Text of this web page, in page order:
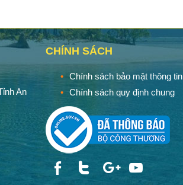
An
CHÍNH SÁCH
Chính sách bảo mật thông tin
Chính sách quy định chung